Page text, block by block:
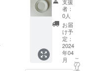
日本の
暑い夏
には切
れの良
いビー
ルをお
しゃれ
なグラ
す。ラ
インラ
ント地
方（ラ
イン川
流域）
で良質
な陶土
ト皿 17-
20cm
(ブラン
ド) 2
枚
6180 円
(5200円
+ 送料)
支援
者：
0人
お届
け予
定：
2024
年04
月
こ
の
リ